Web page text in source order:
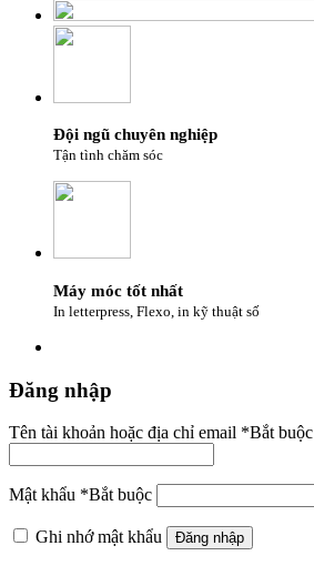
Đội ngũ chuyên nghiệp
Tận tình chăm sóc
Máy móc tốt nhất
In letterpress, Flexo, in kỹ thuật số
Đăng nhập
Tên tài khoản hoặc địa chỉ email *Bắt buộc
Mật khẩu *Bắt buộc
Ghi nhớ mật khẩu Đăng nhập